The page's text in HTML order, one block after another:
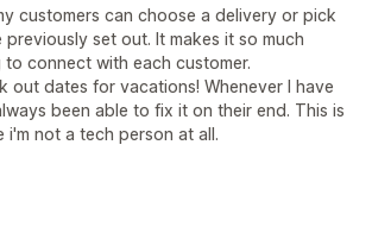
customers can choose a delivery or pick
previously set out. It makes it so much
to connect with each customer.
out dates for vacations! Whenever I have
been able to fix it on their end. This is
i'm not a tech person at all.